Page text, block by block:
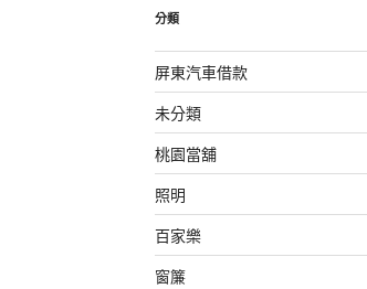
分類
屏東汽車借款
未分類
桃園當舖
照明
百家樂
窗簾